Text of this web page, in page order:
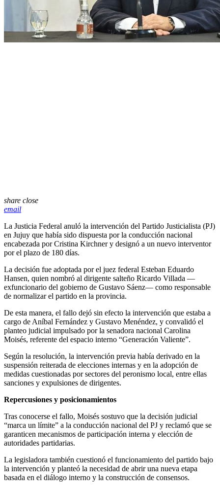
share close
email
La Justicia Federal anuló la intervención del Partido Justicialista (PJ)
en Jujuy que había sido dispuesta por la conducción nacional
encabezada por Cristina Kirchner y designó a un nuevo interventor
por el plazo de 180 días.
La decisión fue adoptada por el juez federal Esteban Eduardo
Hansen, quien nombró al dirigente salteño Ricardo Villada —
exfuncionario del gobierno de Gustavo Sáenz— como responsable
de normalizar el partido en la provincia.
De esta manera, el fallo dejó sin efecto la intervención que estaba a
cargo de Aníbal Fernández y Gustavo Menéndez, y convalidó el
planteo judicial impulsado por la senadora nacional Carolina
Moisés, referente del espacio interno “Generación Valiente”.
Según la resolución, la intervención previa había derivado en la
suspensión reiterada de elecciones internas y en la adopción de
medidas cuestionadas por sectores del peronismo local, entre ellas
sanciones y expulsiones de dirigentes.
Repercusiones y posicionamientos
Tras conocerse el fallo, Moisés sostuvo que la decisión judicial
“marca un límite” a la conducción nacional del PJ y reclamó que se
garanticen mecanismos de participación interna y elección de
autoridades partidarias.
La legisladora también cuestionó el funcionamiento del partido bajo
la intervención y planteó la necesidad de abrir una nueva etapa
basada en el diálogo interno y la construcción de consensos.